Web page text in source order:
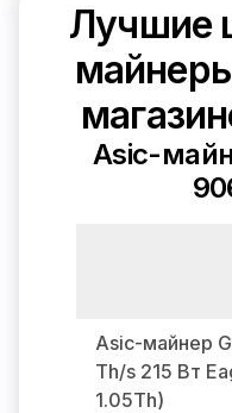
Лучшие
Asic-
Asic-майнер
Th/s 215 Вт
1.05Th)